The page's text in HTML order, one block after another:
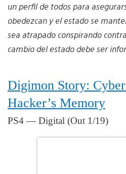
un perfil de todos para
obedezcan y el estado se
sea atrapado conspirando
cambio del estado debe ser
Digimon Story:
Hacker’s Memory
PS4 — Digital (Out 1/19)